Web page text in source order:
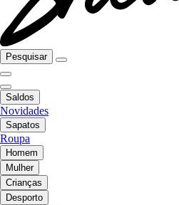
Pesquisar
Saldos
Novidades
Sapatos
Roupa
Homem
Mulher
Crianças
Desporto